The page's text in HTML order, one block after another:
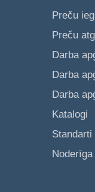
Preču
Preču
Darba
Darba
Darba
Katalogi
Standarti